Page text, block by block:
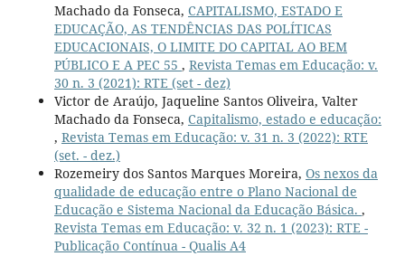
Machado da Fonseca, CAPITALISMO, ESTADO E
EDUCAÇÃO, AS TENDÊNCIAS DAS POLÍTICAS
EDUCACIONAIS, O LIMITE DO CAPITAL AO BEM
PÚBLICO E A PEC 55 , Revista Temas em Educação: v.
30 n. 3 (2021): RTE (set - dez)
Victor de Araújo, Jaqueline Santos Oliveira, Valter
Machado da Fonseca, Capitalismo, estado e educação:
, Revista Temas em Educação: v. 31 n. 3 (2022): RTE
(set. - dez.)
Rozemeiry dos Santos Marques Moreira, Os nexos da
qualidade de educação entre o Plano Nacional de
Educação e Sistema Nacional da Educação Básica. ,
Revista Temas em Educação: v. 32 n. 1 (2023): RTE -
Publicação Contínua - Qualis A4